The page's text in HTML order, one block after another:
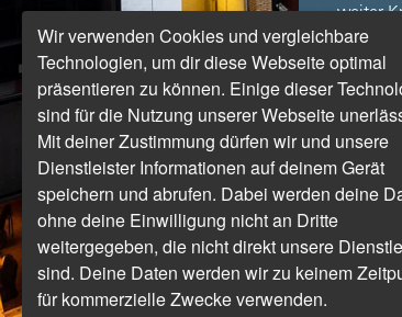
weiter
Wir verwenden Cookies und vergleichbare
Technologien, um dir diese Webseite optimal
präsentieren zu können. Einige dieser
sind für die Nutzung unserer Webseite
Mit deiner Zustimmung dürfen wir und unsere
Dienstleister Informationen auf deinem Gerät
speichern und abrufen. Dabei werden deine
ohne deine Einwilligung nicht an Dritte
weitergegeben, die nicht direkt unsere
sind. Deine Daten werden wir zu keinem
für kommerzielle Zwecke verwenden.